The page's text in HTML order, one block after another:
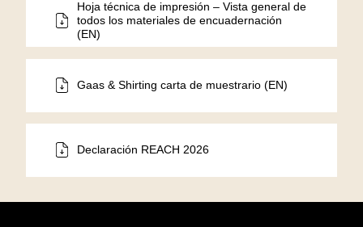
Hoja técnica de impresión – Vista general de
todos los materiales de encuadernación
(EN)
Gaas & Shirting carta de muestrario (EN)
Declaración REACH 2026